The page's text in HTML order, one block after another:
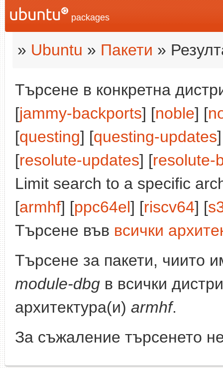
packages
» Ubuntu » Пакети »
Търсене в конкретна
[jammy-backports] [noble] [
[questing] [questing-updates
[resolute-updates] [resolute-
Limit search to a specific
[armhf] [ppc64el] [riscv64] [
Търсене във всички
Търсене за пакети, чиито
module-dbg в всички
архитектура(и) armhf.
За съжаление търсенето